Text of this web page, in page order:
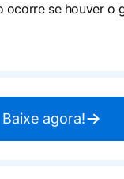
ocorre se houver o
Baixe agora!